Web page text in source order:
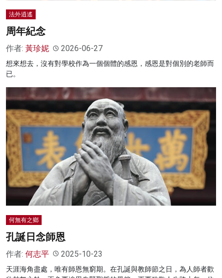
法外逍遙
周年紀念
作者: 黃珍妮 2026-06-27
想來想去，沒有對學校作為一個個體的感恩，感恩是對個別的老師而
已。
何無有之鄉
孔誕日念師恩
作者: 何志平 2025-10-23
天涯海角盡處，唯有師恩無窮期。在孔誕與教師節之日，為人師者歡